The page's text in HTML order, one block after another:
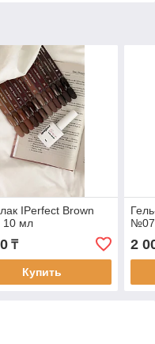
IPerfect Brown
мл
₸
Купить
2